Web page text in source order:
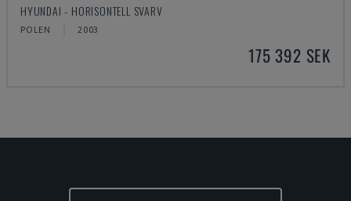
HYUNDAI - HORISONTELL SVARV
POLEN 2003
175 392 SEK